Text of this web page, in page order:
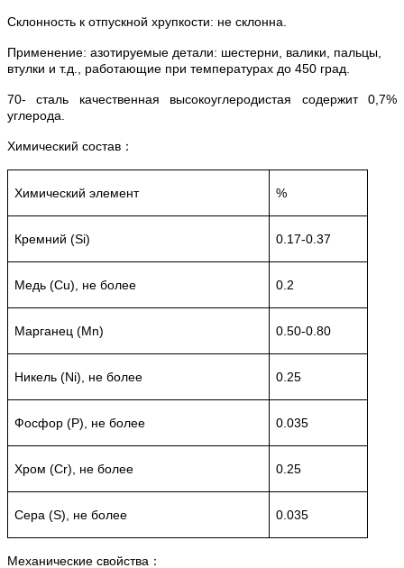
Склонность к отпускной хрупкости: не склонна.
Применение: азотируемые детали: шестерни, валики, пальцы,
втулки и т.д., работающие при температурах до 450 град.
70- сталь качественная высокоуглеродистая содержит 0,7%
углерода.
Химический состав：
Химический элемент %
Кремний (Si) 0.17-0.37
Медь (Cu), не более 0.2
Марганец (Mn) 0.50-0.80
Никель (Ni), не более 0.25
Фосфор (P), не более 0.035
Хром (Cr), не более 0.25
Сера (S), не более 0.035
Механические свойства：